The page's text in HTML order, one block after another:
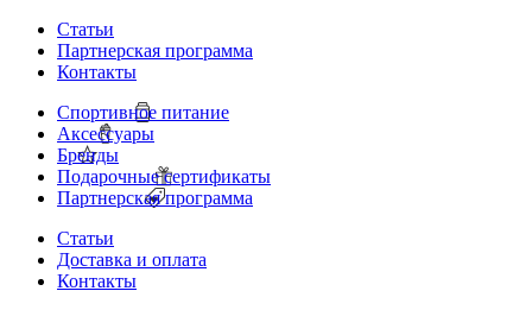
Статьи
Партнерская программа
Контакты
Спортивное питание
Аксессуары
Бренды
Подарочные сертификаты
Партнерская программа
Статьи
Доставка и оплата
Контакты